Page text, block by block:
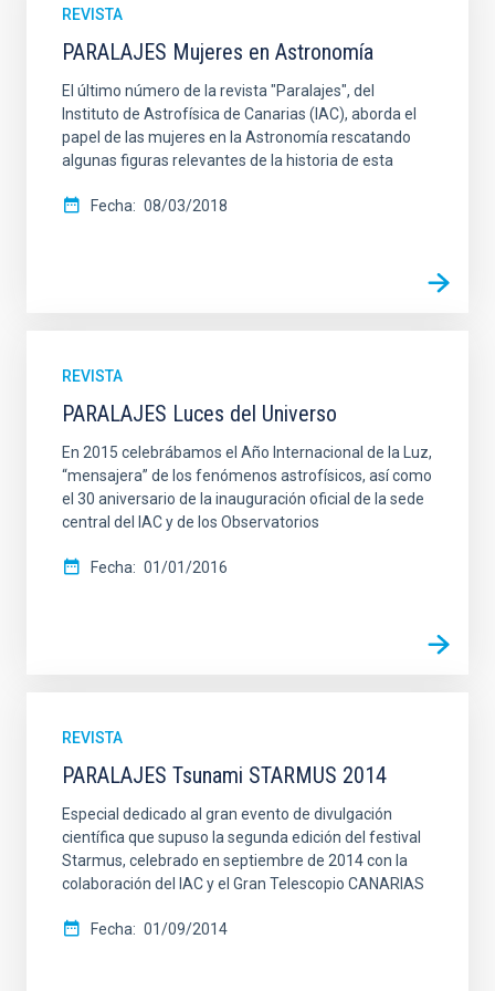
REVISTA
PARALAJES Mujeres en Astronomía
El último número de la revista "Paralajes", del
Instituto de Astrofísica de Canarias (IAC), aborda el
papel de las mujeres en la Astronomía rescatando
algunas figuras relevantes de la historia de esta
Fecha 08/03/2018
REVISTA
PARALAJES Luces del Universo
En 2015 celebrábamos el Año Internacional de la Luz,
“mensajera” de los fenómenos astrofísicos, así como
el 30 aniversario de la inauguración oficial de la sede
central del IAC y de los Observatorios
Fecha 01/01/2016
REVISTA
PARALAJES Tsunami STARMUS 2014
Especial dedicado al gran evento de divulgación
científica que supuso la segunda edición del festival
Starmus, celebrado en septiembre de 2014 con la
colaboración del IAC y el Gran Telescopio CANARIAS
Fecha 01/09/2014